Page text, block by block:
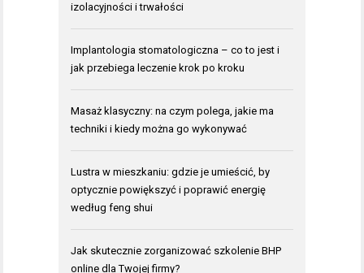
izolacyjności i trwałości
Implantologia stomatologiczna – co to jest i
jak przebiega leczenie krok po kroku
Masaż klasyczny: na czym polega, jakie ma
techniki i kiedy można go wykonywać
Lustra w mieszkaniu: gdzie je umieścić, by
optycznie powiększyć i poprawić energię
według feng shui
Jak skutecznie zorganizować szkolenie BHP
online dla Twojej firmy?